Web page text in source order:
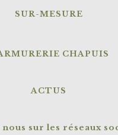
SUR-MESURE
CHAPUIS
ACTUS
sur les réseaux